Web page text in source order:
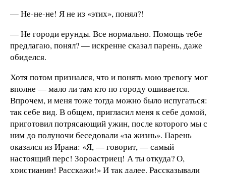
— Не-не-не! Я не из «этих», понял?!
— Не городи ерунды. Все нормально. Помощь тебе
предлагаю, понял? — искренне сказал парень, даже
обиделся.
Хотя потом признался, что и понять мою тревогу мог
вполне — мало ли там кто по городу ошивается.
Впрочем, и меня тоже тогда можно было испугаться:
так себе вид. В общем, пригласил меня к себе домой,
приготовил потрясающий ужин, после которого мы с
ним до полуночи беседовали «за жизнь». Парень
оказался из Ирана: «Я, — говорит, — самый
настоящий перс! Зороастриец! А ты откуда? О,
христианин! Расскажи!» И так далее. Рассказывали